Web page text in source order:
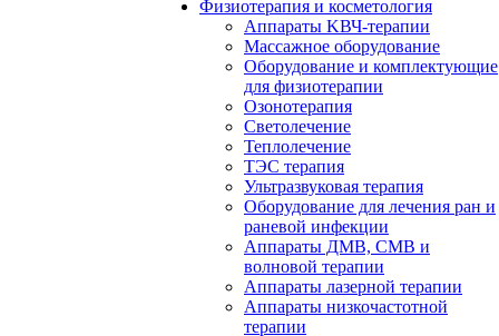
Физиотерапия и косметология
Аппараты KВЧ-терапии
Массажное оборудование
Оборудование и комплектующие
для физиотерапии
Озонотерапия
Светолечение
Теплолечение
ТЭС терапия
Ультразвуковая терапия
Оборудование для лечения ран и
раневой инфекции
Аппараты ДМВ, СМВ и
волновой терапии
Аппараты лазерной терапии
Аппараты низкочастотной
терапии